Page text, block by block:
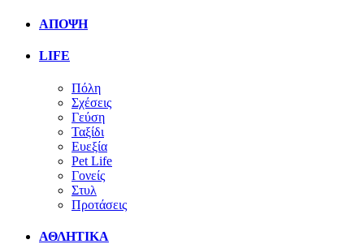
ΑΠΟΨΗ
LIFE
Πόλη
Σχέσεις
Γεύση
Ταξίδι
Ευεξία
Pet Life
Γονείς
Στυλ
Προτάσεις
ΑΘΛΗΤΙΚΑ